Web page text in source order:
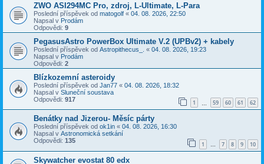
ZWO ASI294MC Pro, zdroj, L-Ultimate, L-Para
Poslední příspěvek od matogolf « 04. 08. 2026, 22:50
Napsal v Prodám
Odpovědi: 9
PegasusAstro PowerBox Ultimate V.2 (UPBv2) + kabely
Poslední příspěvek od Astropithecus_. « 04. 08. 2026, 19:23
Napsal v Prodám
Odpovědi: 2
Blízkozemní asteroidy
Poslední příspěvek od Jan77 « 04. 08. 2026, 18:32
Napsal v Sluneční soustava
Odpovědi: 917 1 59 60 61 62
Benátky nad Jizerou- Měsíc párty
Poslední příspěvek od ok1in « 04. 08. 2026, 16:30
Napsal v Astronomická setkání
Odpovědi: 135 1 … 7 8 9 10
Skywatcher evostat 80 edx